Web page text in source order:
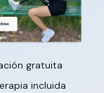
gratuita
incluida